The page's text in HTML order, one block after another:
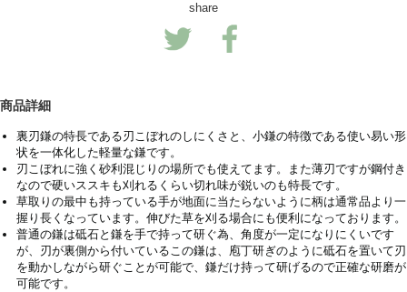
share
商品詳細
裏刃鎌の特長である刃こぼれのしにくさと、小鎌の特徴である使い易い形
状を一体化した軽量な鎌です。
刃こぼれに強く砂利混じりの場所でも使えてます。また薄刃ですが鋼付き
なので硬いススキも刈れるくらい切れ味が鋭いのも特長です。
草取りの最中も持っている手が地面に当たらないように柄は通常品より一
握り長くなっています。伸びた草を刈る場合にも便利になっております。
普通の鎌は砥石と鎌を手で持って研ぐ為、角度が一定になりにくいです
が、刃が裏側から付いているこの鎌は、庖丁研ぎのように砥石を置いて刃
を動かしながら研ぐことが可能で、鎌だけ持って研げるので正確な研磨が
可能です。